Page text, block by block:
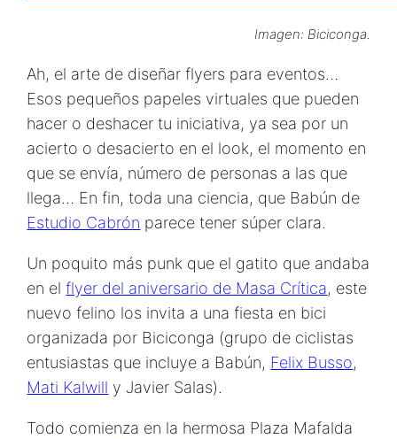
Imagen: Biciconga.
Ah, el arte de diseñar flyers para eventos…
Esos pequeños papeles virtuales que pueden
hacer o deshacer tu iniciativa, ya sea por un
acierto o desacierto en el look, el momento en
que se envía, número de personas a las que
llega… En fin, toda una ciencia, que Babún de
Estudio Cabrón parece tener súper clara.
Un poquito más punk que el gatito que andaba
en el flyer del aniversario de Masa Crítica, este
nuevo felino los invita a una fiesta en bici
organizada por Biciconga (grupo de ciclistas
entusiastas que incluye a Babún, Felix Busso,
Mati Kalwill y Javier Salas).
Todo comienza en la hermosa Plaza Mafalda